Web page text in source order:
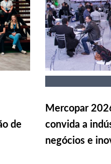
de
Mercopar
convida a
negócios e